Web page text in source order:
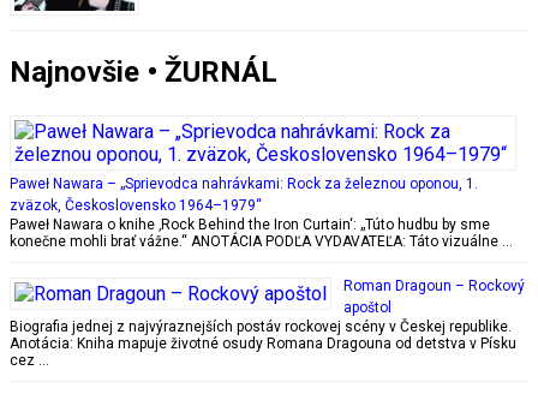
Najnovšie • ŽURNÁL
Paweł Nawara – „Sprievodca nahrávkami: Rock za železnou oponou, 1.
zväzok, Československo 1964–1979“
Paweł Nawara o knihe ‚Rock Behind the Iron Curtain‘: „Túto hudbu by sme
konečne mohli brať vážne.“ ANOTÁCIA PODĽA VYDAVATEĽA: Táto vizuálne …
Roman Dragoun – Rockový
apoštol
Biografia jednej z najvýraznejších postáv rockovej scény v Českej republike.
Anotácia: Kniha mapuje životné osudy Romana Dragouna od detstva v Písku
cez …